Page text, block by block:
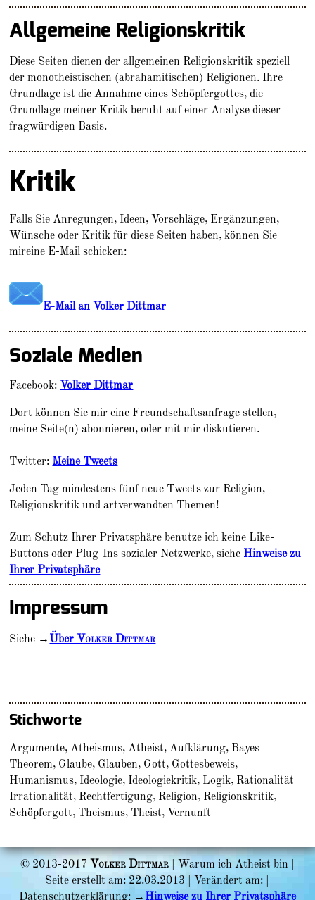
Allgemeine Religionskritik
Diese Seiten dienen der allgemeinen Religionskritik speziell
der monotheistischen (abrahamitischen) Religionen. Ihre
Grundlage ist die Annahme eines Schöpfergottes, die
Grundlage meiner Kritik beruht auf einer Analyse dieser
fragwürdigen Basis.
Kritik
Falls Sie Anregungen, Ideen, Vorschläge, Ergänzungen,
Wünsche oder Kritik für diese Seiten haben, können Sie
mireine E-Mail schicken:
E-Mail an Volker Dittmar
Soziale Medien
Facebook:Volker Dittmar
Dort können Sie mir eine Freundschaftsanfrage stellen,
meine Seite(n) abonnieren, oder mit mir diskutieren.
Twitter: Meine Tweets
Jeden Tag mindestens fünf neue Tweets zur Religion,
Religionskritik und artverwandten Themen!
Zum Schutz Ihrer Privatsphäre benutze ich keine Like-
Buttons oder Plug-Ins sozialer Netzwerke, siehe Hinweise zu
Ihrer Privatsphäre
Impressum
Siehe → ÜberVolker Dittmar
Stichworte
Argumente, Atheismus, Atheist, Aufklärung, Bayes
Theorem, Glaube, Glauben, Gott, Gottesbeweis,
Humanismus, Ideologie, Ideologiekritik, Logik, Rationalität
Irrationalität, Rechtfertigung, Religion, Religionskritik,
Schöpfergott, Theismus, Theist, Vernunft
© 2013-2017 Volker Dittmar| Warum ich Atheist bin |
Seite erstellt am: 22.03.2013 | Verändert am: |
Datenschutzerklärung: → Hinweise zu Ihrer Privatsphäre